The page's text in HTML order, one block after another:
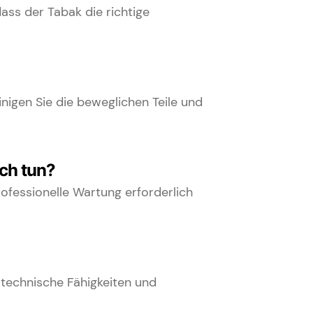
der Tabak die richtige
Sie die beweglichen Teile und
tun?
Wartung erforderlich
Fähigkeiten und